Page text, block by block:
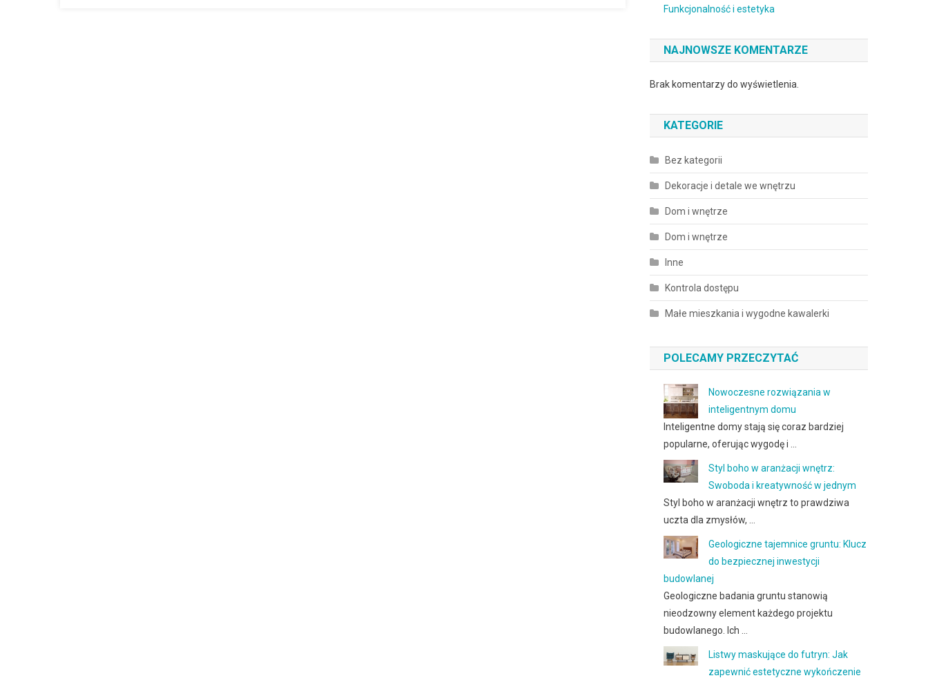
Funkcjonalność i estetyka
NAJNOWSZE KOMENTARZE
Brak komentarzy do wyświetlenia.
KATEGORIE
Bez kategorii
Dekoracje i detale we wnętrzu
Dom i wnętrze
Dom i wnętrze
Inne
Kontrola dostępu
Małe mieszkania i wygodne kawalerki
POLECAMY PRZECZYTAĆ
Nowoczesne rozwiązania w
inteligentnym domu
Inteligentne domy stają się coraz bardziej
popularne, oferując wygodę i …
Styl boho w aranżacji wnętrz:
Swoboda i kreatywność w jednym
Styl boho w aranżacji wnętrz to prawdziwa
uczta dla zmysłów, …
Geologiczne tajemnice gruntu: Klucz
do bezpiecznej inwestycji
budowlanej
Geologiczne badania gruntu stanowią
nieodzowny element każdego projektu
budowlanego. Ich …
Listwy maskujące do futryn: Jak
zapewnić estetyczne wykończenie